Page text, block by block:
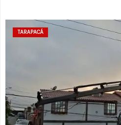
TARAPACÁ